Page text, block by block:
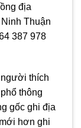
địa
Thuận
387 978
thích
thông
gốc ghi địa
hơn ghi